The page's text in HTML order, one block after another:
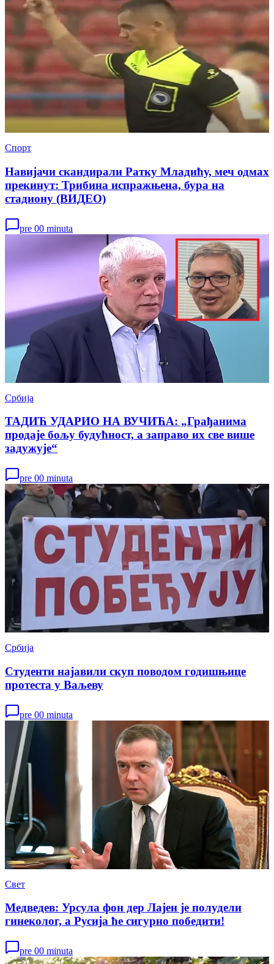
Спорт
Навијачи скандирали Ратку Младићу, меч одмах
прекинут: Трибина испражњена, бура на
стадиону (ВИДЕО)
pre 00 minuta
Србија
ТАДИЋ УДАРИО НА ВУЧИЋА: „Грађанима
продаје бољу будућност, а заправо их све више
задужује“
pre 00 minuta
Србија
Студенти најавили скуп поводом годишњице
протеста у Ваљеву
pre 00 minuta
Свет
Медведев: Урсула фон дер Лајен је полудели
гинеколог, а Русија ће сигурно победити!
pre 00 minuta